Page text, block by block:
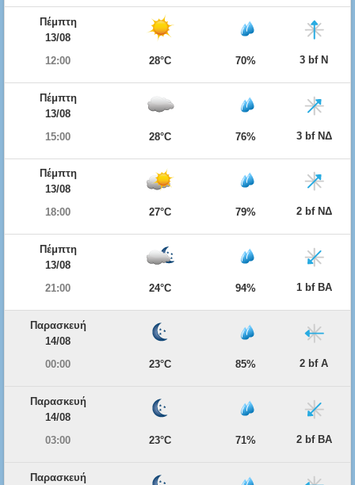
Πέμπτη
13/08
12:00
28°C 70% 3 bf Ν
Πέμπτη
13/08
15:00
28°C 76% 3 bf ΝΔ
Πέμπτη
13/08
18:00
27°C 79% 2 bf ΝΔ
Πέμπτη
13/08
21:00
24°C 94% 1 bf ΒΑ
Παρασκευή
14/08
00:00
23°C 85% 2 bf Α
Παρασκευή
14/08
03:00
23°C 71% 2 bf ΒΑ
Παρασκευή